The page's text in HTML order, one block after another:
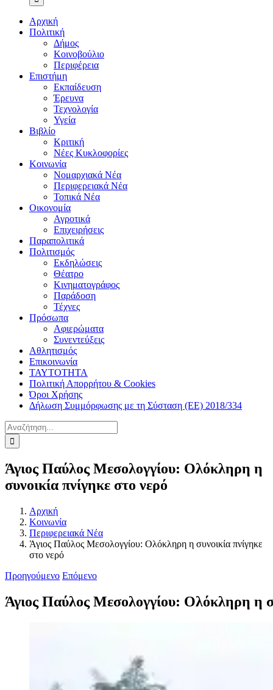
Αρχική
Πολιτική
Δήμος
Κοινοβούλιο
Περιφέρεια
Επιστήμη
Εκπαίδευση
Έρευνα
Τεχνολογία
Υγεία
Βιβλίο
Κριτική
Νέες Κυκλοφορίες
Κοινωνία
Νομαρχιακά Νέα
Περιφερειακά Νέα
Τοπικά Νέα
Οικονομία
Αγροτικά
Επιχειρήσεις
Παραπολιτικά
Πολιτισμός
Εκδηλώσεις
Θέατρο
Κινηματογράφος
Παράδοση
Τέχνες
Πρόσωπα
Αφιερώματα
Συνεντεύξεις
Αθλητισμός
Επικοινωνία
ΤΑΥΤΟΤΗΤΑ
Πολιτική Απορρήτου & Cookies
Όροι Χρήσης
Δήλωση Συμμόρφωσης με τη Σύσταση (ΕΕ) 2018/334
Αναζήτηση
για:
Άγιος Παύλος Μεσολογγίου: Ολόκληρη η
συνοικία πνίγηκε στο νερό
Αρχική
Κοινωνία
Περιφερειακά Νέα
Άγιος Παύλος Μεσολογγίου: Ολόκληρη η συνοικία πνίγηκε
στο νερό
Προηγούμενο Επόμενο
Άγιος Παύλος Μεσολογγίου: Ολόκληρη η